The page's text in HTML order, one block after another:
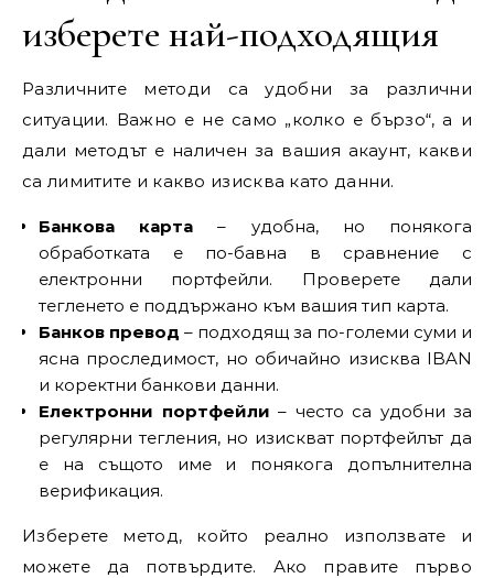
изберете най-подходящия
Различните методи са удобни за различни
ситуации. Важно е не само „колко е бързо“, а и
дали методът е наличен за вашия акаунт, какви
са лимитите и какво изисква като данни.
Банкова карта – удобна, но понякога
обработката е по-бавна в сравнение с
електронни портфейли. Проверете дали
тегленето е поддържано към вашия тип карта.
Банков превод – подходящ за по-големи суми и
ясна проследимост, но обичайно изисква IBAN
и коректни банкови данни.
Електронни портфейли – често са удобни за
регулярни тегления, но изискват портфейлът да
е на същото име и понякога допълнителна
верификация.
Изберете метод, който реално използвате и
можете да потвърдите. Ако правите първо